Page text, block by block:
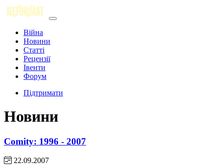
Війна
Новини
Статті
Рецензії
Івенти
Форум
Підтримати
Новини
Comity: 1996 - 2007
22.09.2007